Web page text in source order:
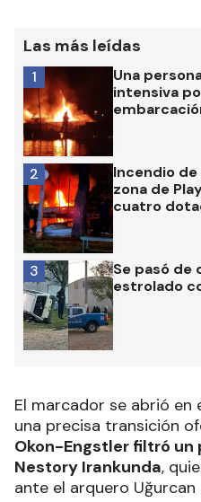
Las más leídas
Una
intensiva
1
Incendio
zona de
cuatro
2
Se pasó de
estrolado
3
El marcador se abrió en
una precisa transición
Okon-Engstler filtró un
Nestory Irankunda,
ante el arquero Uğurcan